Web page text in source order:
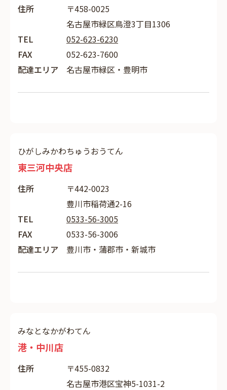
住所
〒458-0025
名古屋市緑区鳥澄3丁目1306
TEL
052-623-6230
FAX
052-623-7600
配達エリア
名古屋市緑区・豊明市
ひがしみかわちゅうおうてん
東三河中央店
住所
〒442-0023
豊川市稲荷通2-16
TEL
0533-56-3005
FAX
0533-56-3006
配達エリア
豊川市・蒲郡市・新城市
みなとなかがわてん
港・中川店
住所
〒455-0832
名古屋市港区宝神5-1031-2